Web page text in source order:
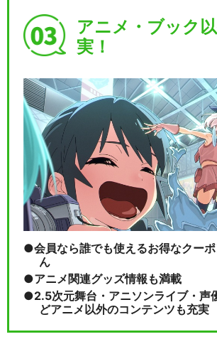
アニメ・ブック
実！
会員なら誰でも使えるお得なクー
ん
アニメ関連グッズ情報も満載
2.5次元舞台・アニソンライブ・声
どアニメ以外のコンテンツも充実